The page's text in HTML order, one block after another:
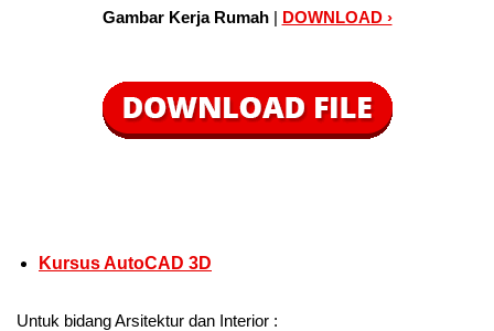
Gambar Kerja Rumah | DOWNLOAD ›
Kursus AutoCAD 3D
Untuk bidang Arsitektur dan Interior :